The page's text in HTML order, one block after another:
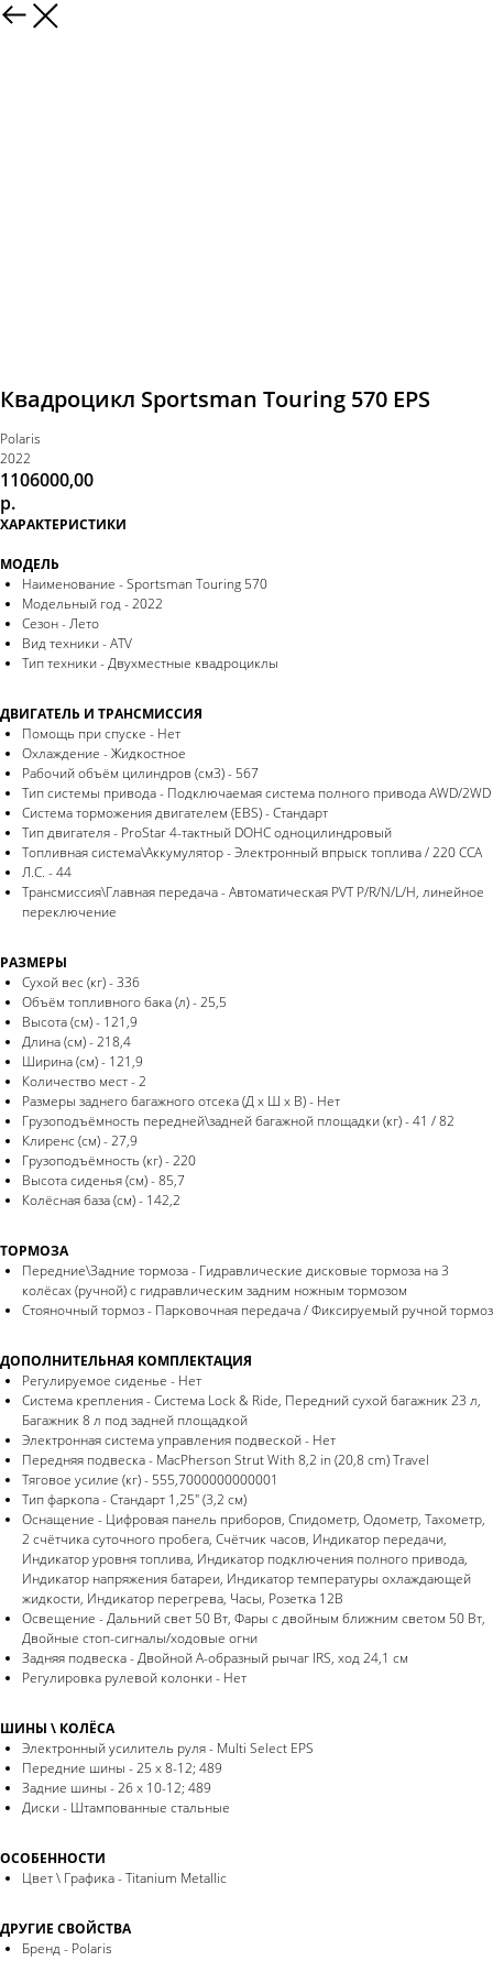
Квадроцикл Sportsman Touring 570 EPS
Polaris
2022
1106000,00
р.
ХАРАКТЕРИСТИКИ
МОДЕЛЬ
Наименование - Sportsman Touring 570
Модельный год - 2022
Сезон - Лето
Вид техники - ATV
Тип техники - Двухместные квадроциклы
ДВИГАТЕЛЬ И ТРАНСМИССИЯ
Помощь при спуске - Нет
Охлаждение - Жидкостное
Рабочий объём цилиндров (см3) - 567
Тип системы привода - Подключаемая система полного привода AWD/2WD
Система торможения двигателем (EBS) - Стандарт
Тип двигателя - ProStar 4-тактный DOHC одноцилиндровый
Топливная система\Аккумулятор - Электронный впрыск топлива / 220 CCA
Л.С. - 44
Трансмиссия\Главная передача - Автоматическая PVT P/R/N/L/H, линейное
переключение
РАЗМЕРЫ
Сухой вес (кг) - 336
Объём топливного бака (л) - 25,5
Высота (см) - 121,9
Длина (см) - 218,4
Ширина (см) - 121,9
Количество мест - 2
Размеры заднего багажного отсека (Д x Ш x В) - Нет
Грузоподъёмность передней\задней багажной площадки (кг) - 41 / 82
Клиренс (см) - 27,9
Грузоподъёмность (кг) - 220
Высота сиденья (см) - 85,7
Колёсная база (см) - 142,2
ТОРМОЗА
Передние\Задние тормоза - Гидравлические дисковые тормоза на 3
колёсах (ручной) с гидравлическим задним ножным тормозом
Стояночный тормоз - Парковочная передача / Фиксируемый ручной тормоз
ДОПОЛНИТЕЛЬНАЯ КОМПЛЕКТАЦИЯ
Регулируемое сиденье - Нет
Система крепления - Система Lock & Ride, Передний сухой багажник 23 л,
Багажник 8 л под задней площадкой
Электронная система управления подвеской - Нет
Передняя подвеска - MacPherson Strut With 8,2 in (20,8 cm) Travel
Тяговое усилие (кг) - 555,7000000000001
Тип фаркопа - Стандарт 1,25" (3,2 см)
Оснащение - Цифровая панель приборов, Спидометр, Одометр, Тахометр,
2 счётчика суточного пробега, Счётчик часов, Индикатор передачи,
Индикатор уровня топлива, Индикатор подключения полного привода,
Индикатор напряжения батареи, Индикатор температуры охлаждающей
жидкости, Индикатор перегрева, Часы, Розетка 12В
Освещение - Дальний свет 50 Вт, Фары с двойным ближним светом 50 Вт,
Двойные стоп-сигналы/ходовые огни
Задняя подвеска - Двойной А-образный рычаг IRS, ход 24,1 см
Регулировка рулевой колонки - Нет
ШИНЫ \ КОЛЁСА
Электронный усилитель руля - Multi Select EPS
Передние шины - 25 x 8-12; 489
Задние шины - 26 x 10-12; 489
Диски - Штампованные стальные
ОСОБЕННОСТИ
Цвет \ Графика - Titanium Metallic
ДРУГИЕ СВОЙСТВА
Бренд - Polaris